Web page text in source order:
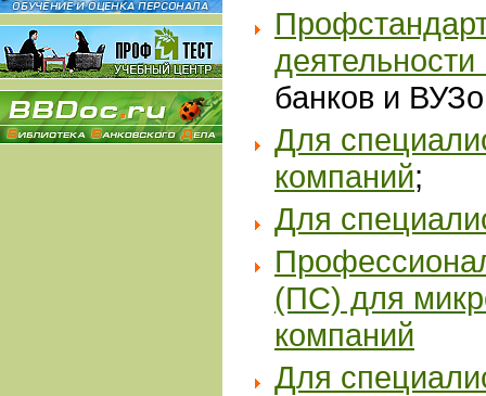
банков и
Для
компаний;
Для
(ПС) для
компаний
Для